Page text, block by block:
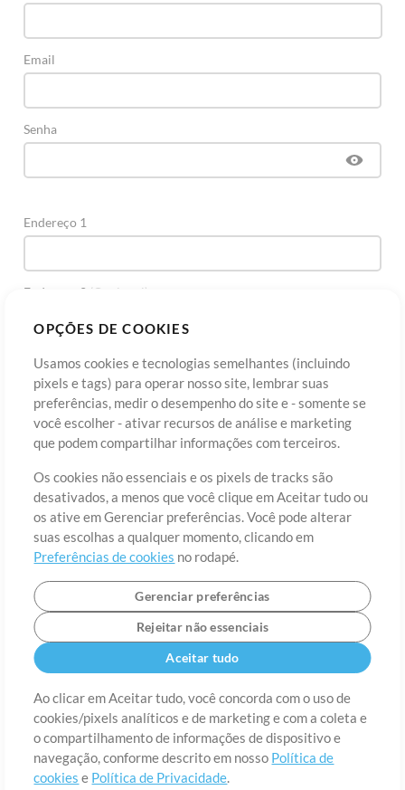
OPÇÕES DE COOKIES
Usamos cookies e tecnologias semelhantes (incluindo
pixels e tags) para operar nosso site, lembrar suas
preferências, medir o desempenho do site e - somente se
você escolher - ativar recursos de análise e marketing
que podem compartilhar informações com terceiros.
Os cookies não essenciais e os pixels de tracks são
desativados, a menos que você clique em Aceitar tudo ou
os ative em Gerenciar preferências. Você pode alterar
suas escolhas a qualquer momento, clicando em
Preferências de cookies no rodapé.
Gerenciar preferências
Rejeitar não essenciais
Aceitar tudo
Ao clicar em Aceitar tudo, você concorda com o uso de
cookies/pixels analíticos e de marketing e com a coleta e
o compartilhamento de informações de dispositivo e
navegação, conforme descrito em nosso Política de
cookies e Política de Privacidade.
Email
Senha
Endereço 1
Endereço 2 (Opcional)
Cidade
País CEP
Estado Idioma
Sobre Termos de Uso Política de Privacidade
Preferências de
cookies
Contato
©2006-2026 por MultiTracks LLC. Todos os Direitos Reservados.